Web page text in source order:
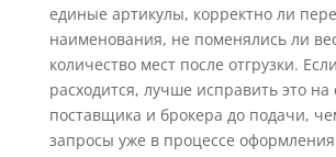
единые артикулы, корректно ли
наименования, не поменялись ли
количество мест после отгрузки.
расходится, лучше исправить это на
поставщика и брокера до подачи,
запросы уже в процессе